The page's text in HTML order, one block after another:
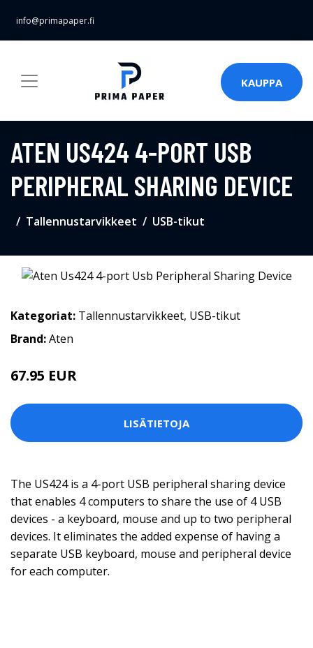
info@primapaper.fi
KAUPPA
ATEN US424 4-PORT USB
PERIPHERAL SHARING DEVICE
Tallennustarvikkeet USB-tikut
Kategoriat: Tallennustarvikkeet, USB-tikut
Brand:Aten
67.95 EUR
LISÄTIETOJA
The US424 is a 4-port USB peripheral sharing device
that enables 4 computers to share the use of 4 USB
devices - a keyboard, mouse and up to two peripheral
devices. It eliminates the added expense of having a
separate USB keyboard, mouse and peripheral device
for each computer.